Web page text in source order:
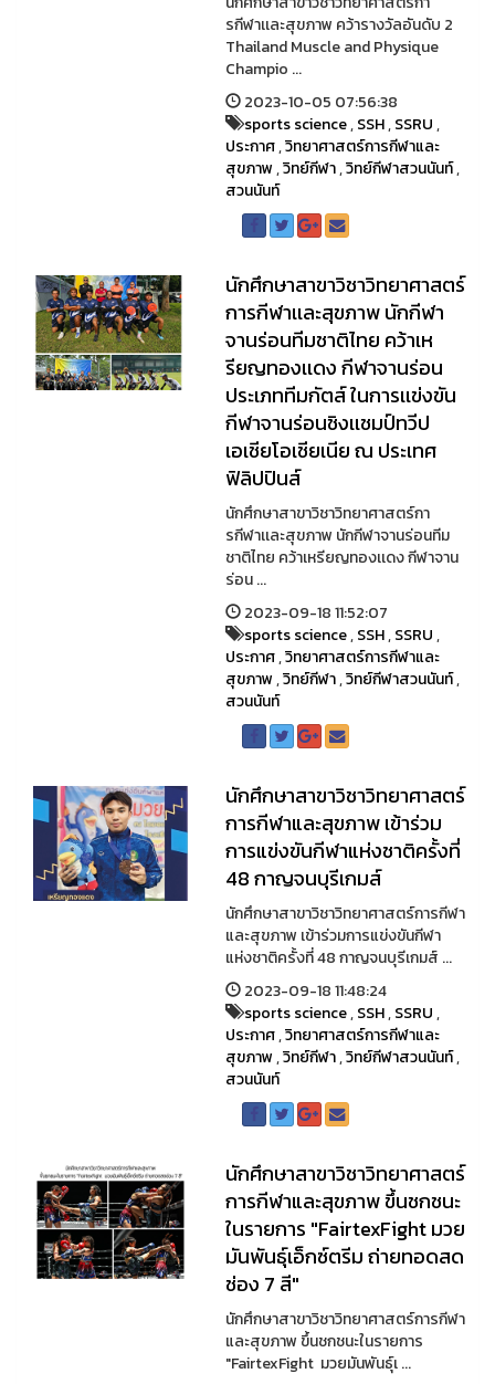
รกีฬาเเละสุขภาพ คว้ารางวัลอันดับ 2
Thailand Muscle and Physique
Champio ...
2023-10-05 07:56:38
sports science,SSH,SSRU,
ประกาศ,วิทยาศาสตร์การกีฬาและ
สุขภาพ,วิทย์กีฬา,วิทย์กีฬาสวนนันท์,
สวนนันท์
นักศึกษาสาขาวิชาวิทยาศาสตร์
การกีฬาเเละสุขภาพ นักกีฬา
จานร่อนทีมชาติไทย คว้าเห
รียญทองเเดง กีฬาจานร่อน
ประเภททีมกัตส์ ในการเเข่งขัน
กีฬาจานร่อนชิงเเชมป์ทวีป
เอเชียโอเชียเนีย ณ ประเทศ
ฟิลิปปินส์
นักศึกษาสาขาวิชาวิทยาศาสตร์กา
รกีฬาเเละสุขภาพ นักกีฬาจานร่อนทีม
ชาติไทย คว้าเหรียญทองเเดง กีฬาจาน
ร่อน ...
2023-09-18 11:52:07
sports science,SSH,SSRU,
ประกาศ,วิทยาศาสตร์การกีฬาและ
สุขภาพ,วิทย์กีฬา,วิทย์กีฬาสวนนันท์,
สวนนันท์
นักศึกษาสาขาวิชาวิทยาศาสตร์
การกีฬาและสุขภาพ เข้าร่วม
การแข่งขันกีฬาแห่งชาติครั้งที่
48 กาญจนบุรีเกมส์
นักศึกษาสาขาวิชาวิทยาศาสตร์การกีฬา
และสุขภาพ เข้าร่วมการแข่งขันกีฬา
แห่งชาติครั้งที่ 48 กาญจนบุรีเกมส์ ...
2023-09-18 11:48:24
sports science,SSH,SSRU,
ประกาศ,วิทยาศาสตร์การกีฬาและ
สุขภาพ,วิทย์กีฬา,วิทย์กีฬาสวนนันท์,
สวนนันท์
นักศึกษาสาขาวิชาวิทยาศาสตร์
การกีฬาและสุขภาพ ขึ้นชกชนะ
ในรายการ "FairtexFight มวย
มันพันธุ์เอ็กซ์ตรีม ถ่ายทอดสด
ช่อง 7 สี"
นักศึกษาสาขาวิชาวิทยาศาสตร์การกีฬา
และสุขภาพ ขึ้นชกชนะในรายการ
"FairtexFight มวยมันพันธุ์เ ...